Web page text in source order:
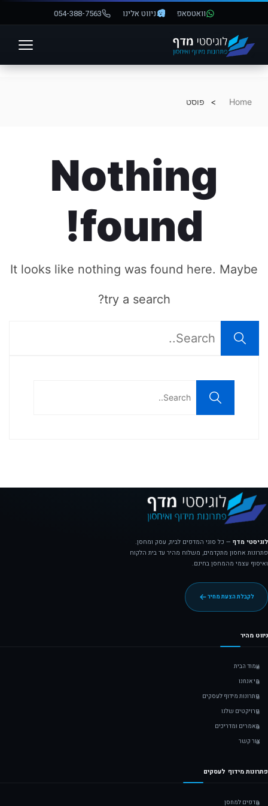
פתח סרגל נגישות
וואטסאפ ניווט אלינו 054-388-7563
Home פוסט
Nothing
found!
It looks like nothing was found here. Maybe
try a search?
לוגיסטי מדף — כל סוגי המדפים לבית, עסק ומחסן.
פתרונות אחסון מתקדמים, משלוח מהיר עד בית הלקוח
ואיסוף עצמי מהמחסן בחינם.
לקבלת הצעת מחיר
ניווט מהיר
עמוד הבית
מי אנחנו
פתרונות מידוף לעסקים
פרויקטים שלנו
מאמרים ומדריכים
צור קשר
פתרונות מידוף לעסקים
מדפים למחסן